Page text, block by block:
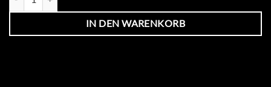
IN DEN WARENKORB